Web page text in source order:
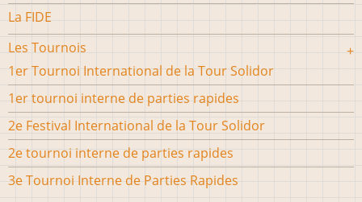
La FIDE
Les Tournois
1er Tournoi International de la Tour Solidor
1er tournoi interne de parties rapides
2e Festival International de la Tour Solidor
2e tournoi interne de parties rapides
3e Tournoi Interne de Parties Rapides